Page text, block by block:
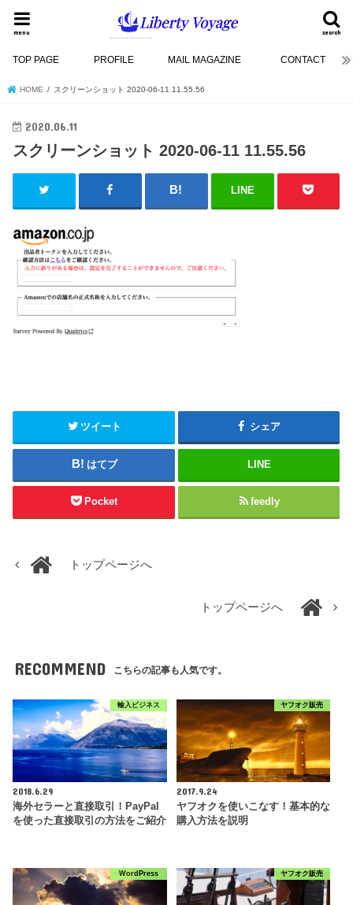
search
menu
TOP PAGE PROFILE MAIL MAGAZINE CONTACT
HOME スクリーンショット 2020-06-11 11.55.56
2020.06.11
スクリーンショット 2020-06-11 11.55.56
LINE
ツイート シェア
はてブ LINE
Pocket feedly
トップページへ
トップページへ
RECOMMEND こちらの記事も人気です。
輸入ビジネス
2018.6.29
海外セラーと直接取引！PayPal
を使った直接取引の方法をご紹介
ヤフオク販売
2017.9.24
ヤフオクを使いこなす！基本的な
購入方法を説明
WordPress ヤフオク販売